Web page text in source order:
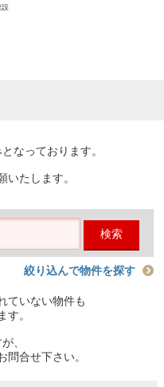
設
なっております。
いたします。
検索
絞り込んで物件を探す
ていない物件も
す。
、
問合せ下さい。